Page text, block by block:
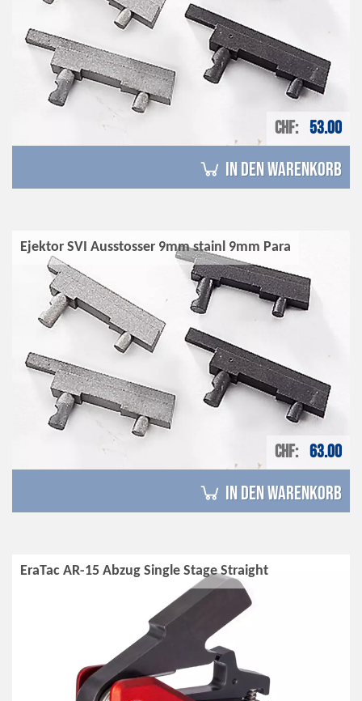
CHF 53.00
in den Warenkorb
Ejektor SVI Ausstosser 9mm stainl 9mm Para
CHF 63.00
in den Warenkorb
EraTac AR-15 Abzug Single Stage Straight